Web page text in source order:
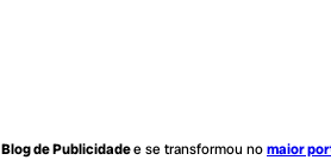
Blog de Publicidadee se transformou nomaior